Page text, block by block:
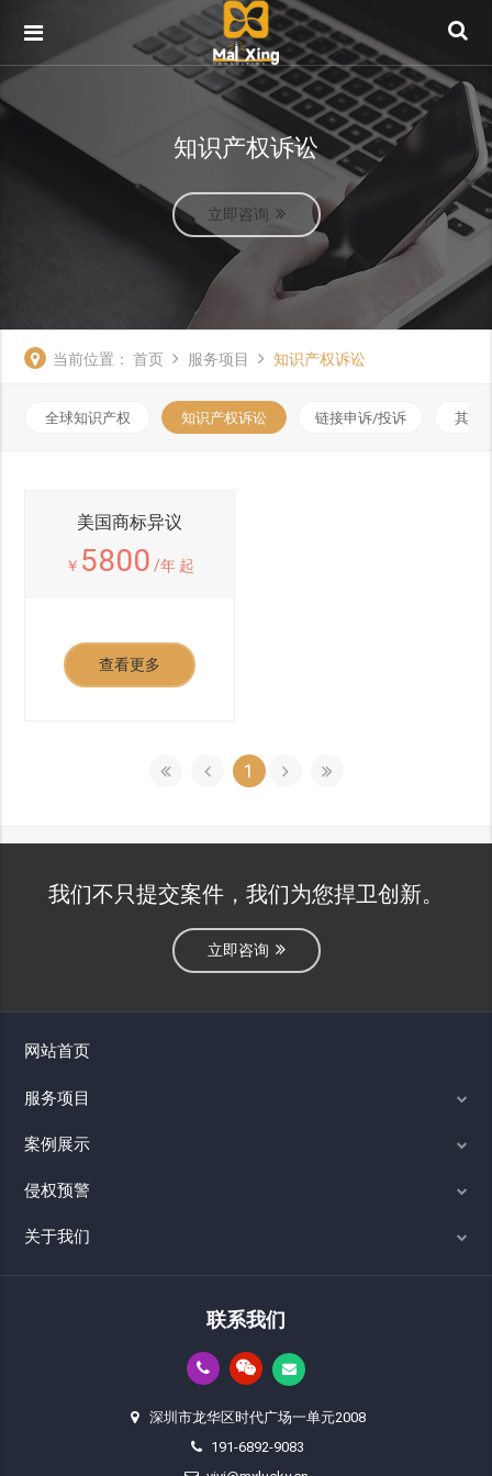
知识产权诉讼
立即咨询
当前位置： 首页 服务项目 知识产权诉讼
全球知识产权 知识产权诉讼 链接申诉/投诉 其他
美国商标异议
￥ 5800 /年 起
查看更多
1
我们不只提交案件，我们为您捍卫创新。
立即咨询
网站首页
服务项目
案例展示
侵权预警
关于我们
联系我们
深圳市龙华区时代广场一单元2008
191-6892-9083